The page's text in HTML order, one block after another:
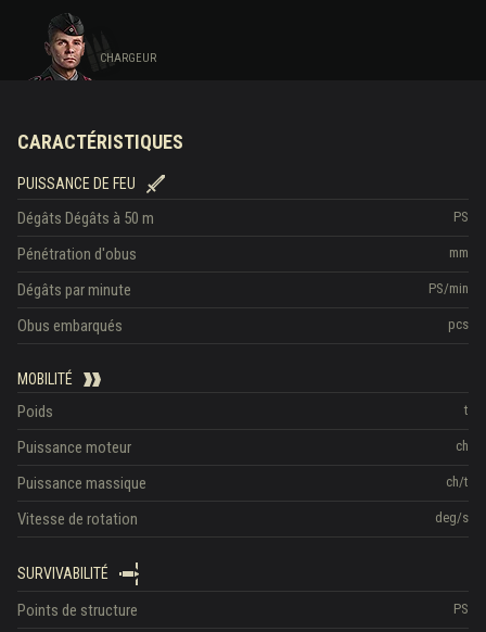
CHARGEUR
CARACTÉRISTIQUES
PUISSANCE DE FEU
PS
Dégâts Dégâts à 50 m
mm
Pénétration d'obus
PS/min
Dégâts par minute
pcs
Obus embarqués
MOBILITÉ
t
Poids
ch
Puissance moteur
ch/t
Puissance massique
deg/s
Vitesse de rotation
SURVIVABILITÉ
PS
Points de structure